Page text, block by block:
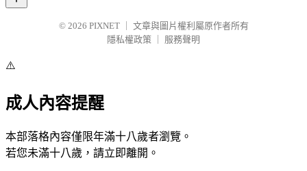
© 2026 PIXNET
文章與圖片權利屬原作者所有
隱私權政策
服務聲明
⚠️
成人內容提醒
本部落格內容僅限年滿十八歲者瀏覽。
若您未滿十八歲，請立即離開。